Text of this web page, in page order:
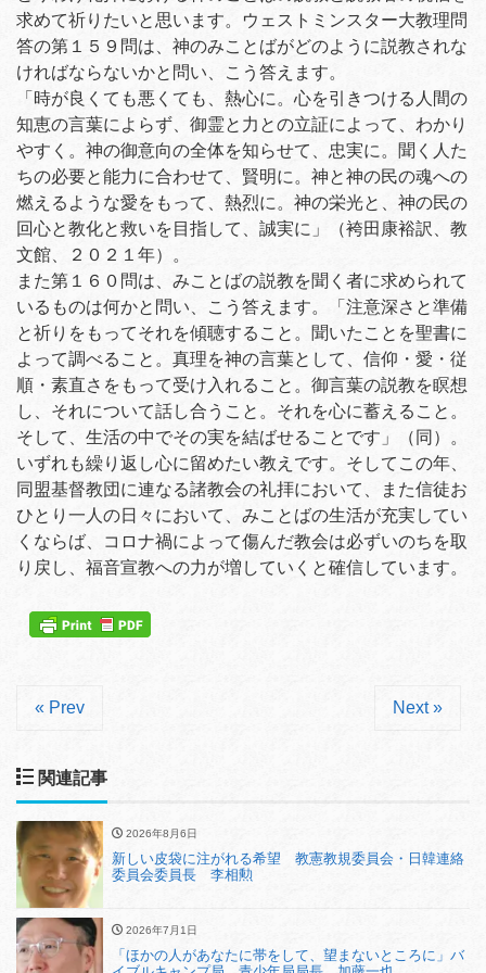
求めて祈りたいと思います。ウェストミンスター大教理問
答の第１５９問は、神のみことばがどのように説教されな
ければならないかと問い、こう答えます。
「時が良くても悪くても、熱心に。心を引きつける人間の
知恵の言葉によらず、御霊と力との立証によって、わかり
やすく。神の御意向の全体を知らせて、忠実に。聞く人た
ちの必要と能力に合わせて、賢明に。神と神の民の魂への
燃えるような愛をもって、熱烈に。神の栄光と、神の民の
回心と教化と救いを目指して、誠実に」（袴田康裕訳、教
文館、２０２１年）。
また第１６０問は、みことばの説教を聞く者に求められて
いるものは何かと問い、こう答えます。「注意深さと準備
と祈りをもってそれを傾聴すること。聞いたことを聖書に
よって調べること。真理を神の言葉として、信仰・愛・従
順・素直さをもって受け入れること。御言葉の説教を瞑想
し、それについて話し合うこと。それを心に蓄えること。
そして、生活の中でその実を結ばせることです」（同）。
いずれも繰り返し心に留めたい教えです。そしてこの年、
同盟基督教団に連なる諸教会の礼拝において、また信徒お
ひとり一人の日々において、みことばの生活が充実してい
くならば、コロナ禍によって傷んだ教会は必ずいのちを取
り戻し、福音宣教への力が増していくと確信しています。
« Prev Next »
関連記事
2026年8月6日
新しい皮袋に注がれる希望 教憲教規委員会・日韓連絡
委員会委員長 李相勲
2026年7月1日
「ほかの人があなたに帯をして、望まないところに」バ